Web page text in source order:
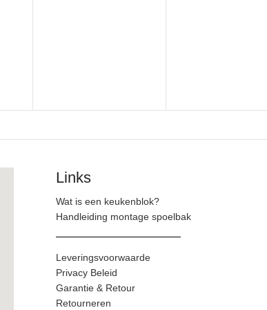
Links
Wat is een keukenblok?
Handleiding montage spoelbak
Leveringsvoorwaarde
Privacy Beleid
Garantie & Retour
Retourneren